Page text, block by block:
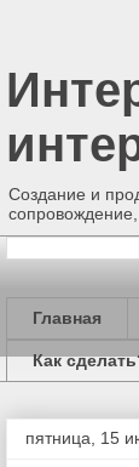
Создание и
Главная
Как
пятница, 15